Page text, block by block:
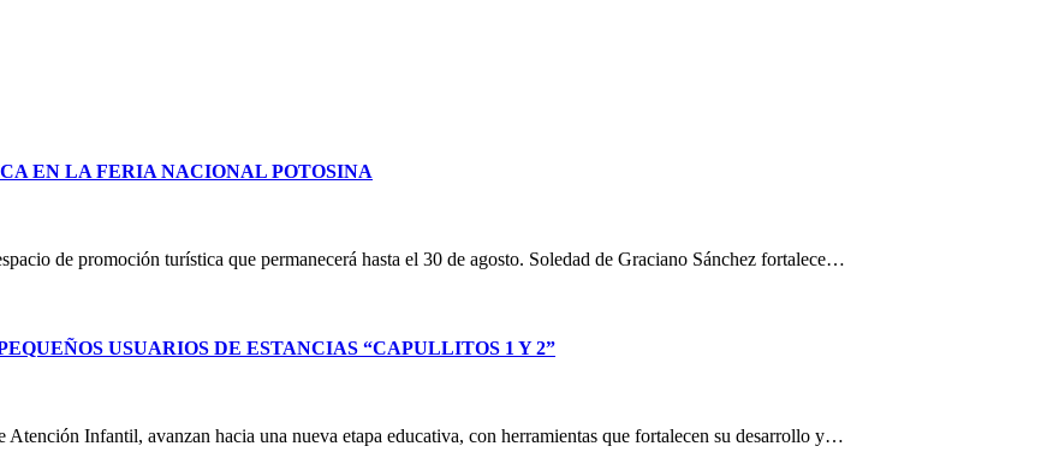
EN LA FERIA NACIONAL POTOSINA
de promoción turística que permanecerá hasta el 30 de agosto. Soledad de Graciano Sánchez fortalece…
USUARIOS DE ESTANCIAS “CAPULLITOS 1 Y 2”
Atención Infantil, avanzan hacia una nueva etapa educativa, con herramientas que fortalecen su desarrollo y…